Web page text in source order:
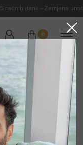
radnih dana – Zamjena
0